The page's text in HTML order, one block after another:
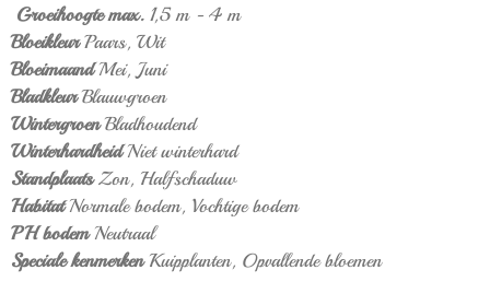
Groeihoogte max. 1,5 m - 4 m
BloeikleurPaars, Wit
BloeimaandMei, Juni
BladkleurBlauwgroen
WintergroenBladhoudend
WinterhardheidNiet winterhard
StandplaatsZon, Halfschaduw
HabitatNormale bodem, Vochtige bodem
PH bodemNeutraal
Speciale kenmerkenKuipplanten, Opvallende bloemen